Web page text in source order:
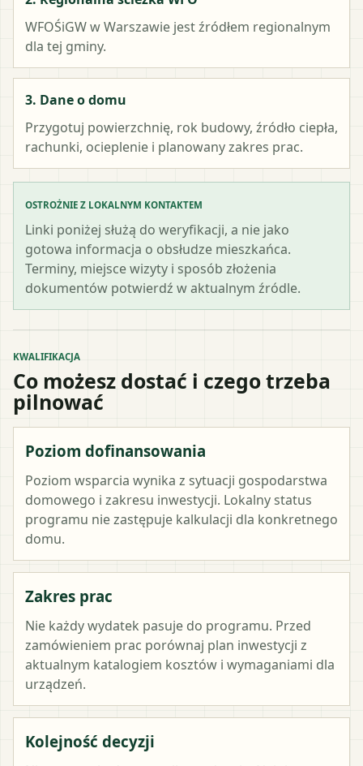
WFOŚiGW w Warszawie jest źródłem regionalnym
dla tej gminy.
3. Dane o domu
Przygotuj powierzchnię, rok budowy, źródło ciepła,
rachunki, ocieplenie i planowany zakres prac.
OSTROŻNIE Z LOKALNYM KONTAKTEM
Linki poniżej służą do weryfikacji, a nie jako
gotowa informacja o obsłudze mieszkańca.
Terminy, miejsce wizyty i sposób złożenia
dokumentów potwierdź w aktualnym źródle.
KWALIFIKACJA
Co możesz dostać i czego trzeba
pilnować
Poziom dofinansowania
Poziom wsparcia wynika z sytuacji gospodarstwa
domowego i zakresu inwestycji. Lokalny status
programu nie zastępuje kalkulacji dla konkretnego
domu.
Zakres prac
Nie każdy wydatek pasuje do programu. Przed
zamówieniem prac porównaj plan inwestycji z
aktualnym katalogiem kosztów i wymaganiami dla
urządzeń.
Kolejność decyzji